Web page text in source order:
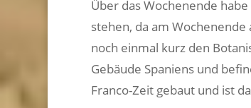
Über das Wochenende
stehen, da am
noch einmal kurz den
Gebäude Spaniens und
Franco-Zeit gebaut und ist